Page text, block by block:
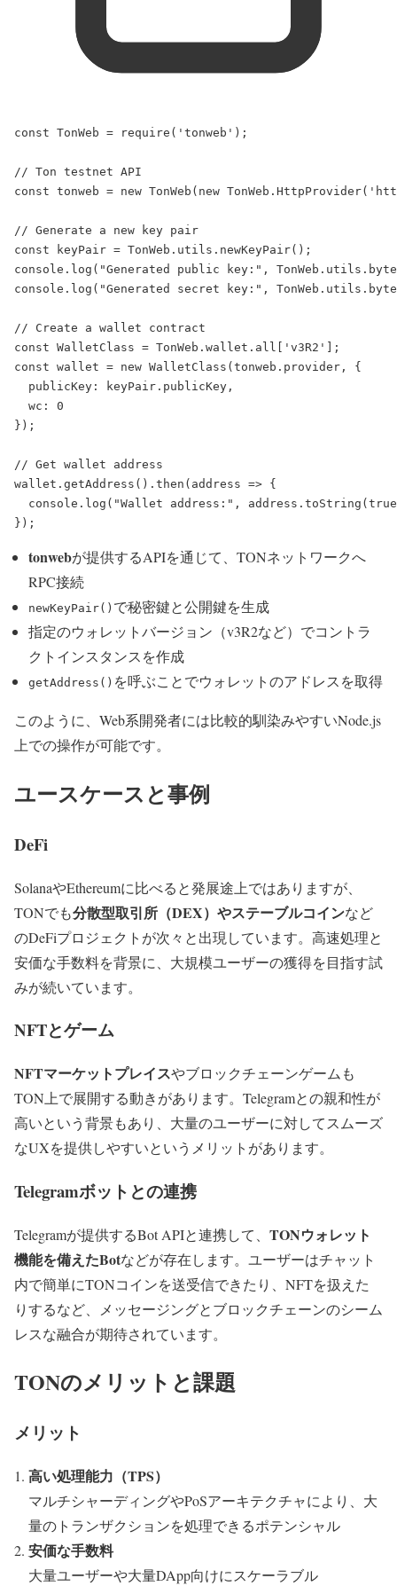
const TonWeb = require ( 'tonweb' );
// Ton testnet API
const tonweb = new TonWeb ( new TonWeb . HttpProvider(
// Generate a new key pair
const
keyPair = TonWeb . utils . newKeyPair();
console . log ( "Generated public key:" , TonWeb . utils .
console . log ( "Generated secret key:" , TonWeb . utils .
// Create a wallet contract
const WalletClass = TonWeb . wallet . all 'v3R2'
];
const wallet = new WalletClass ( tonweb . provider , {
publicKey:
keyPair . publicKey ,
wc:
0
});
// Get wallet address
wallet . getAddress (). then ( address => {
console . log ( "Wallet address:" , address . toString ( true
});
tonwebが提供するAPIを通じて、TONネットワークへ
RPC接続
newKeyPair() で秘密鍵と公開鍵を生成
指定のウォレットバージョン（v3R2など）でコントラ
クトインスタンスを作成
getAddress() を呼ぶことでウォレットのアドレスを取得
このように、Web系開発者には比較的馴染みやすいNode.js
上での操作が可能です。
ユースケースと事例
DeFi
SolanaやEthereumに比べると発展途上ではありますが、
TONでも分散型取引所（DEX）やステーブルコインなど
のDeFiプロジェクトが次々と出現しています。高速処理と
安価な手数料を背景に、大規模ユーザーの獲得を目指す試
みが続いています。
NFTとゲーム
NFTマーケットプレイスやブロックチェーンゲームも
TON上で展開する動きがあります。Telegramとの親和性が
高いという背景もあり、大量のユーザーに対してスムーズ
なUXを提供しやすいというメリットがあります。
Telegramボットとの連携
Telegramが提供するBot APIと連携して、 TONウォレット
機能を備えたBotなどが存在します。ユーザーはチャット
内で簡単にTONコインを送受信できたり、NFTを扱えた
りするなど、メッセージングとブロックチェーンのシーム
レスな融合が期待されています。
TONのメリットと課題
メリット
高い処理能力（TPS）
マルチシャーディングやPoSアーキテクチャにより、大
量のトランザクションを処理できるポテンシャル
安価な手数料
大量ユーザーや大量DApp向けにスケーラブル